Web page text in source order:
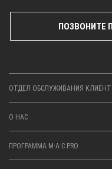
ПОЗВОНИТЕ
ОТДЕЛ ОБСЛУЖИВАНИЯ
О НАС
ПРОГРАММА M·A·C PRO